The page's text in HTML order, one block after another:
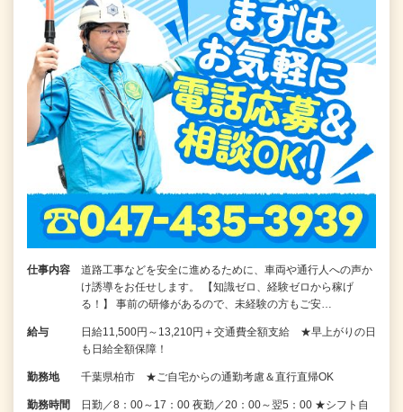
仕事内容
道路工事などを安全に進めるために、車両や通行人への声か
け誘導をお任せします。 【知識ゼロ、経験ゼロから稼げ
る！】 事前の研修があるので、未経験の方もご安…
給与
日給11,500円～13,210円＋交通費全額支給 ★早上がりの日
も日給全額保障！
勤務地 千葉県柏市 ★ご自宅からの通勤考慮＆直行直帰OK
勤務時間 日勤／8：00～17：00 夜勤／20：00～翌5：00 ★シフト自